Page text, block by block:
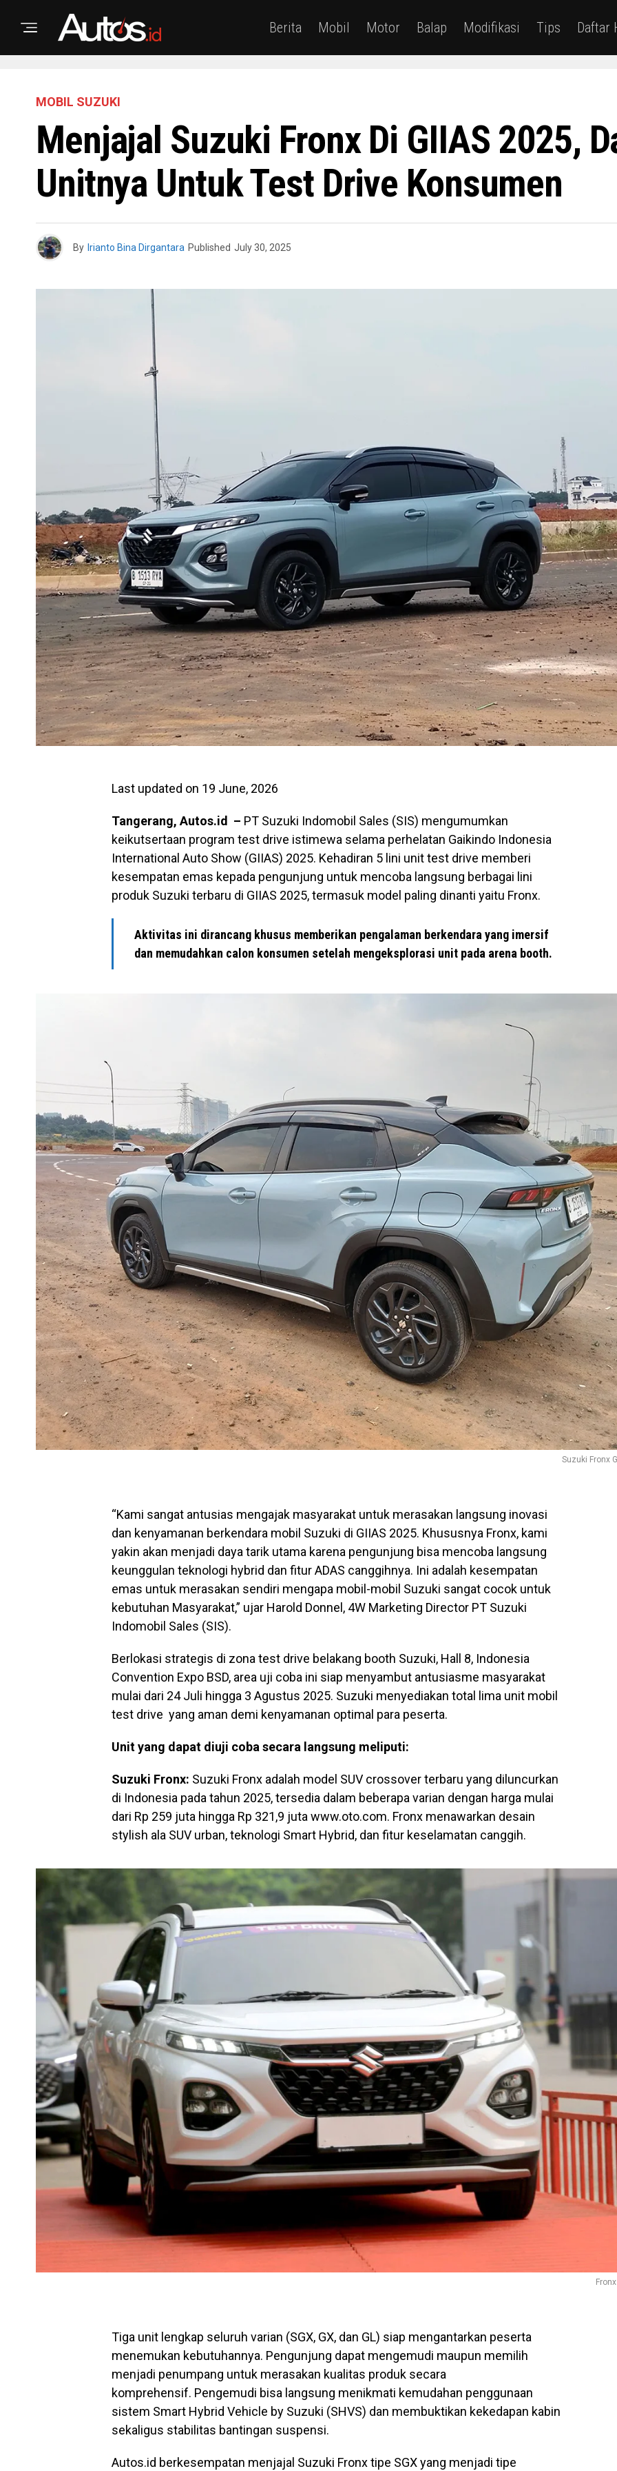
Berita Mobil Motor Balap Modifikasi Tips Daftar
MOBIL SUZUKI
Menjajal Suzuki Fronx Di GIIAS 2025,
Unitnya Untuk Test Drive Konsumen
By Irianto Bina Dirgantara Published July 30, 2025
Last updated on 19 June, 2026
Tangerang, Autos.id – PT Suzuki Indomobil Sales (SIS) mengumumkan
keikutsertaan program test drive istimewa selama perhelatan Gaikindo Indonesia
International Auto Show (GIIAS) 2025. Kehadiran 5 lini unit test drive memberi
kesempatan emas kepada pengunjung untuk mencoba langsung berbagai lini
produk Suzuki terbaru di GIIAS 2025, termasuk model paling dinanti yaitu Fronx.
Aktivitas ini dirancang khusus memberikan pengalaman berkendara yang imersif
dan memudahkan calon konsumen setelah mengeksplorasi unit pada arena booth.
Suzuki Fronx
“Kami sangat antusias mengajak masyarakat untuk merasakan langsung inovasi
dan kenyamanan berkendara mobil Suzuki di GIIAS 2025. Khususnya Fronx, kami
yakin akan menjadi daya tarik utama karena pengunjung bisa mencoba langsung
keunggulan teknologi hybrid dan fitur ADAS canggihnya. Ini adalah kesempatan
emas untuk merasakan sendiri mengapa mobil-mobil Suzuki sangat cocok untuk
kebutuhan Masyarakat,” ujar Harold Donnel, 4W Marketing Director PT Suzuki
Indomobil Sales (SIS).
Berlokasi strategis di zona test drive belakang booth Suzuki, Hall 8, Indonesia
Convention Expo BSD, area uji coba ini siap menyambut antusiasme masyarakat
mulai dari 24 Juli hingga 3 Agustus 2025. Suzuki menyediakan total lima unit mobil
test drive yang aman demi kenyamanan optimal para peserta.
Unit yang dapat diuji coba secara langsung meliputi:
Suzuki Fronx: Suzuki Fronx adalah model SUV crossover terbaru yang diluncurkan
di Indonesia pada tahun 2025, tersedia dalam beberapa varian dengan harga mulai
dari Rp 259 juta hingga Rp 321,9 juta www.oto.com. Fronx menawarkan desain
stylish ala SUV urban, teknologi Smart Hybrid, dan fitur keselamatan canggih.
Tiga unit lengkap seluruh varian (SGX, GX, dan GL) siap mengantarkan peserta
menemukan kebutuhannya. Pengunjung dapat mengemudi maupun memilih
menjadi penumpang untuk merasakan kualitas produk secara
komprehensif. Pengemudi bisa langsung menikmati kemudahan penggunaan
sistem Smart Hybrid Vehicle by Suzuki (SHVS) dan membuktikan kekedapan kabin
sekaligus stabilitas bantingan suspensi.
Autos.id berkesempatan menjajal Suzuki Fronx tipe SGX yang menjadi tipe